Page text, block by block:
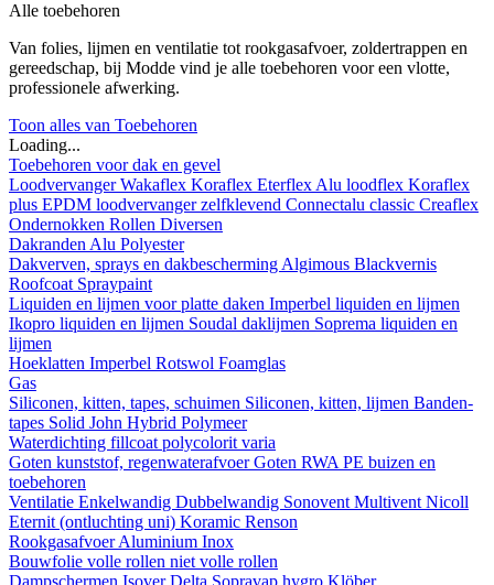
Alle toebehoren
Van folies, lijmen en ventilatie tot rookgasafvoer, zoldertrappen en
gereedschap, bij Modde vind je alle toebehoren voor een vlotte,
professionele afwerking.
Toon alles van Toebehoren
Loading...
Toebehoren voor dak en gevel
LoodvervangerWakaflex Koraflex Eterflex Alu loodflex Koraflex
plus EPDM loodvervanger zelfklevend Connectalu classic Creaflex
Ondernokken Rollen Diversen
Dakranden Alu Polyester
Dakverven, sprays en dakbescherming Algimous Blackvernis
Roofcoat Spraypaint
Liquiden en lijmen voor platte daken Imperbel liquiden en lijmen
Ikopro liquiden en lijmen Soudal daklijmen Soprema liquiden en
lijmen
Hoeklatten Imperbel Rotswol Foamglas
Gas
Siliconen, kitten, tapes, schuimen Siliconen, kitten, lijmen Banden-
tapes Solid John Hybrid Polymeer
Waterdichting fillcoat polycolorit varia
Goten kunststof, regenwaterafvoerGoten RWA PE buizen en
toebehoren
Ventilatie Enkelwandig Dubbelwandig Sonovent Multivent Nicoll
Eternit (ontluchting uni) Koramic Renson
RookgasafvoerAluminium Inox
Bouwfolie volle rollen niet volle rollen
Dampschermen IsoverDelta Sopravap hygro Klöber